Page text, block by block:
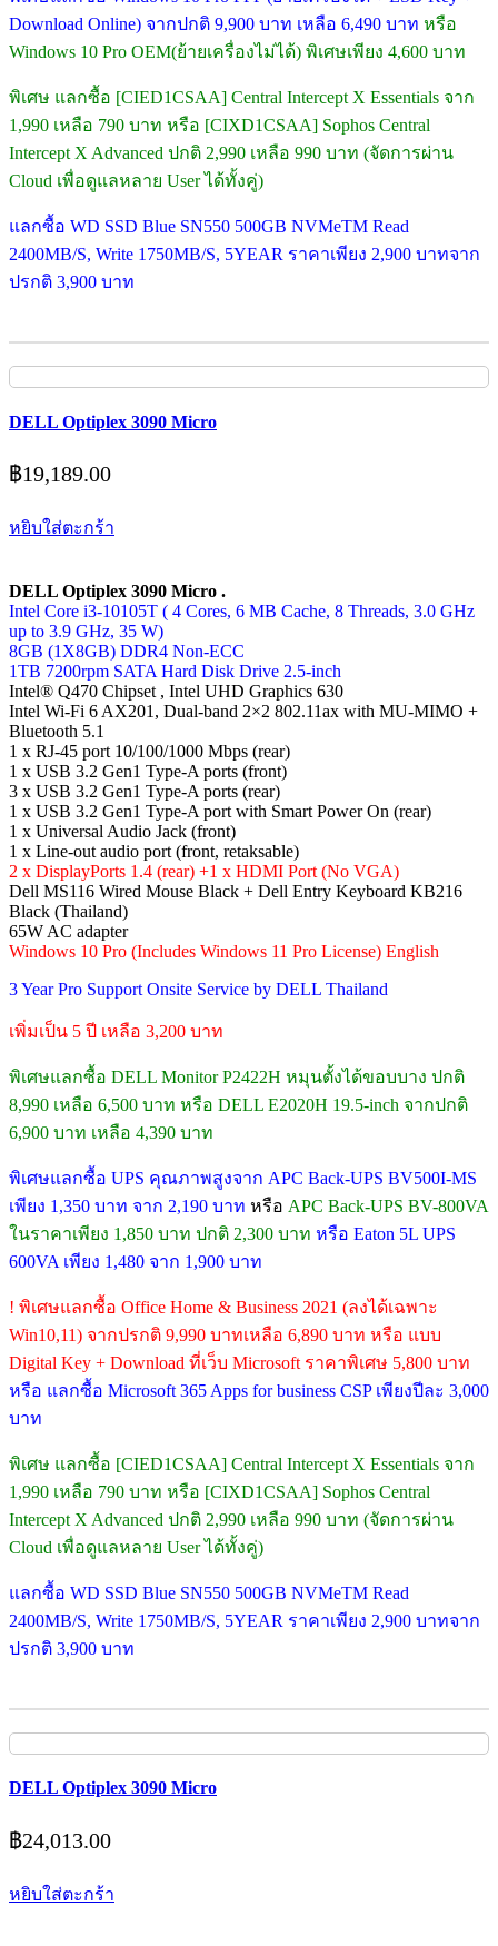
Download Online) จากปกติ 9,900 บาท เหลือ 6,490 บาท หรือ
Windows 10 Pro OEM(ย้ายเครื่องไม่ได้) พิเศษเพียง 4,600 บาท
พิเศษ แลกซื้อ [CIED1CSAA] Central Intercept X Essentials จาก
1,990 เหลือ 790 บาท หรือ [CIXD1CSAA] Sophos Central
Intercept X Advanced ปกติ 2,990 เหลือ 990 บาท (จัดการผ่าน
Cloud เพื่อดูแลหลาย User ได้ทั้งคู่)
แลกซื้อ WD SSD Blue SN550 500GB NVMeTM Read
2400MB/S, Write 1750MB/S, 5YEAR ราคาเพียง 2,900 บาทจาก
ปรกติ 3,900 บาท
DELL Optiplex 3090 Micro
฿19,189.00
หยิบใส่ตะกร้า
DELL Optiplex 3090 Micro .
Intel Core i3-10105T ( 4 Cores, 6 MB Cache, 8 Threads, 3.0 GHz
up to 3.9 GHz, 35 W)
8GB (1X8GB) DDR4 Non-ECC
1TB 7200rpm SATA Hard Disk Drive 2.5-inch
Intel® Q470 Chipset , Intel UHD Graphics 630
Intel Wi-Fi 6 AX201, Dual-band 2×2 802.11ax with MU-MIMO +
Bluetooth 5.1
1 x RJ-45 port 10/100/1000 Mbps (rear)
1 x USB 3.2 Gen1 Type-A ports (front)
3 x USB 3.2 Gen1 Type-A ports (rear)
1 x USB 3.2 Gen1 Type-A port with Smart Power On (rear)
1 x Universal Audio Jack (front)
1 x Line-out audio port (front, retaksable)
2 x DisplayPorts 1.4 (rear) +1 x HDMI Port (No VGA)
Dell MS116 Wired Mouse Black + Dell Entry Keyboard KB216
Black (Thailand)
65W AC adapter
Windows 10 Pro (Includes Windows 11 Pro License) English
3 Year Pro Support Onsite Service by DELL Thailand
เพิ่มเป็น 5 ปี เหลือ 3,200 บาท
พิเศษแลกซื้อ DELL Monitor P2422H หมุนตั้งได้ขอบบาง ปกติ
8,990 เหลือ 6,500 บาท หรือ DELL E2020H 19.5-inch จากปกติ
6,900 บาท เหลือ 4,390 บาท
พิเศษแลกซื้อ UPS คุณภาพสูงจาก APC Back-UPS BV500I-MS
เพียง 1,350 บาท จาก 2,190 บาท หรือ APC Back-UPS BV-800VA
ในราคาเพียง 1,850 บาท ปกติ 2,300 บาท หรือ Eaton 5L UPS
600VA เพียง 1,480 จาก 1,900 บาท
! พิเศษแลกซื้อ Office Home & Business 2021 (ลงได้เฉพาะ
Win10,11) จากปรกติ 9,990 บาทเหลือ 6,890 บาท หรือ แบบ
Digital Key + Download ที่เว็บ Microsoft ราคาพิเศษ 5,800 บาท
หรือ แลกซื้อ Microsoft 365 Apps for business CSP เพียงปีละ 3,000
บาท
พิเศษ แลกซื้อ [CIED1CSAA] Central Intercept X Essentials จาก
1,990 เหลือ 790 บาท หรือ [CIXD1CSAA] Sophos Central
Intercept X Advanced ปกติ 2,990 เหลือ 990 บาท (จัดการผ่าน
Cloud เพื่อดูแลหลาย User ได้ทั้งคู่)
แลกซื้อ WD SSD Blue SN550 500GB NVMeTM Read
2400MB/S, Write 1750MB/S, 5YEAR ราคาเพียง 2,900 บาทจาก
ปรกติ 3,900 บาท
DELL Optiplex 3090 Micro
฿24,013.00
หยิบใส่ตะกร้า